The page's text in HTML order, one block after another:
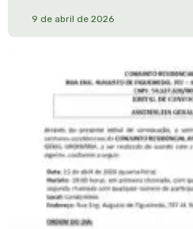
9 de abril de 2026